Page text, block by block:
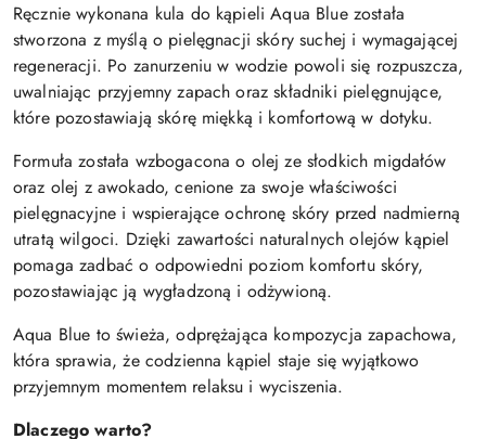
Ręcznie wykonana kula do kąpieli Aqua Blue została
stworzona z myślą o pielęgnacji skóry suchej i wymagającej
regeneracji. Po zanurzeniu w wodzie powoli się rozpuszcza,
uwalniając przyjemny zapach oraz składniki pielęgnujące,
które pozostawiają skórę miękką i komfortową w dotyku.
Formuła została wzbogacona o olej ze słodkich migdałów
oraz olej z awokado, cenione za swoje właściwości
pielęgnacyjne i wspierające ochronę skóry przed nadmierną
utratą wilgoci. Dzięki zawartości naturalnych olejów kąpiel
pomaga zadbać o odpowiedni poziom komfortu skóry,
pozostawiając ją wygładzoną i odżywioną.
Aqua Blue to świeża, odprężająca kompozycja zapachowa,
która sprawia, że codzienna kąpiel staje się wyjątkowo
przyjemnym momentem relaksu i wyciszenia.
Dlaczego warto?